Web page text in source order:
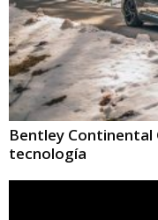
Bentley Continental
tecnología